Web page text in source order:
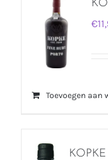
€
Toevoegen aan